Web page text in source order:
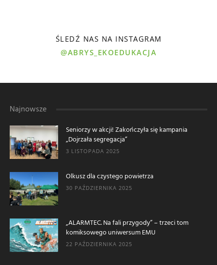
ŚLEDŹ NAS NA INSTAGRAM
@ABRYS_EKOEDUKACJA
Najnowsze
Seniorzy w akcji! Zakończyła się kampania
„Dojrzała segregacja”
3 LISTOPADA 2025
Olkusz dla czystego powietrza
30 PAŹDZIERNIKA 2025
„ALARMTEC. Na fali przygody” – trzeci tom
komiksowego uniwersum EMU
22 PAŹDZIERNIKA 2025